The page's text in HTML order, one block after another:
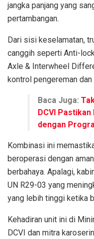
jangka panjang yang
pertambangan.
Dari sisi keselamatan,
canggih seperti Anti-
Axle & Interwheel
kontrol pengereman
Baca Juga:
DCVI
dengan
Kombinasi ini
beroperasi dengan
berbahaya. Apalagi,
UN R29-03 yang
yang lebih tinggi ketika
Kehadiran unit ini di
DCVI dan mitra